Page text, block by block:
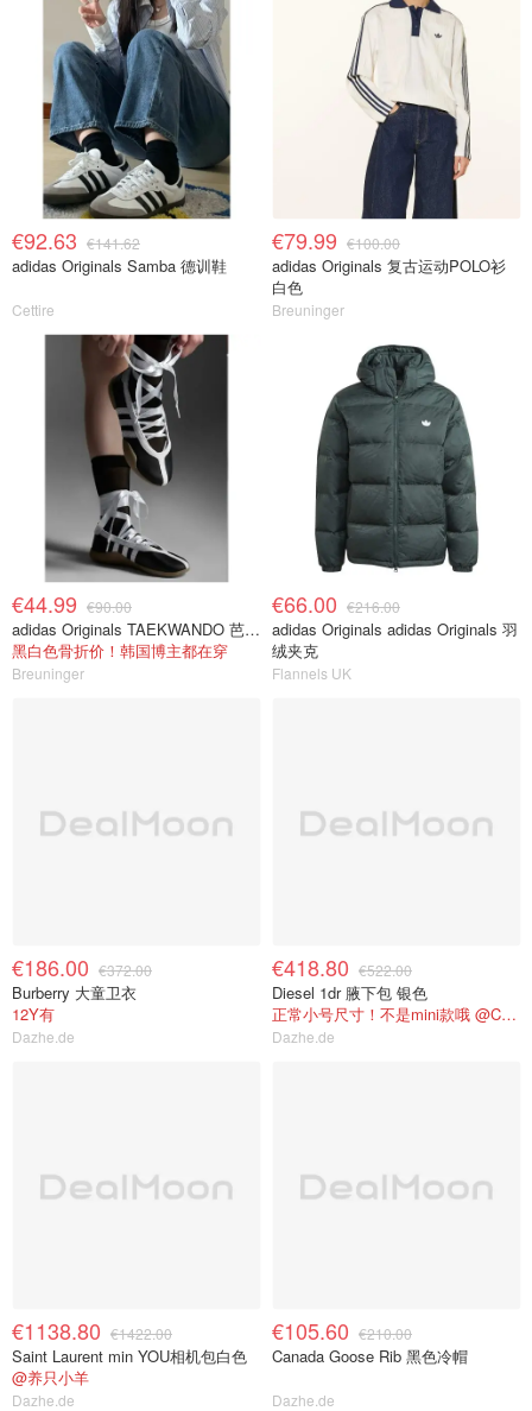
€92.63 €141.62
adidas Originals Samba 德训鞋
Cettire
€79.99 €100.00
adidas Originals 复古运动POLO衫
白色
Breuninger
€44.99 €90.00
adidas Originals TAEKWANDO 芭蕾鞋
黑白色骨折价！韩国博主都在穿
Breuninger
€66.00 €216.00
adidas Originals adidas Originals 羽
绒夹克
Flannels UK
€186.00 €372.00
Burberry 大童卫衣
12Y有
Dazhe.de
€418.80 €522.00
Diesel 1dr 腋下包 银色
正常小号尺寸！不是mini款哦 @CETTCE
Dazhe.de
€1138.80 €1422.00
Saint Laurent min YOU相机包白色
@养只小羊
Dazhe.de
€105.60 €210.00
Canada Goose Rib 黑色冷帽
Dazhe.de